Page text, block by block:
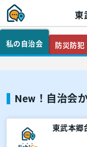
東
私の自治会 防災防犯
New！自治会
東武本郷